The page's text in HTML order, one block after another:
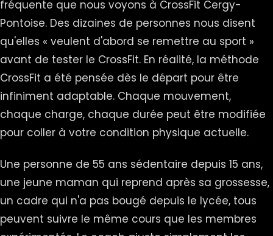
fréquente que nous voyons à CrossFit Cergy-
Pontoise. Des dizaines de personnes nous disent
qu'elles « veulent d'abord se remettre au sport »
avant de tester le CrossFit. En réalité, la méthode
CrossFit a été pensée dès le départ pour être
infiniment adaptable. Chaque mouvement,
chaque charge, chaque durée peut être modifiée
pour coller à votre condition physique actuelle.
Une personne de 55 ans sédentaire depuis 15 ans,
une jeune maman qui reprend après sa grossesse,
un cadre qui n'a pas bougé depuis le lycée, tous
peuvent suivre le même cours que les membres